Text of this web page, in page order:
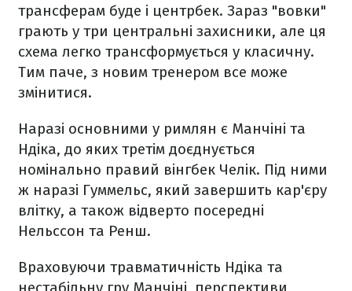
трансферам буде і центрбек. Зараз "вовки"
грають у три центральні захисники, але ця
схема легко трансформується у класичну.
Тим паче, з новим тренером все може
змінитися.
Наразі основними у римлян є Манчіні та
Ндіка, до яких третім доєднується
номінально правий вінгбек Челік. Під ними
ж наразі Гуммельс, який завершить кар'єру
влітку, а також відверто посередні
Нельссон та Ренш.
Враховуючи травматичність Ндіка та
нестабільну гру Манчіні, перспективи